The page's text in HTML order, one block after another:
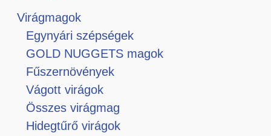
Virágmagok
Egynyári szépségek
GOLD NUGGETS magok
Fűszernövények
Vágott virágok
Összes virágmag
Hidegtűrő virágok